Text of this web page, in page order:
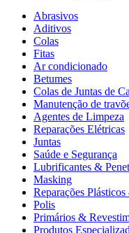
Abrasivos
Aditivos
Colas
Fitas
Ar condicionado
Betumes
Colas de Juntas de
Manutenção de
Agentes de Limpeza
Reparações Elétricas
Juntas
Saúde e Segurança
Lubrificantes &
Masking
Reparações
Polis
Primários &
Produtos